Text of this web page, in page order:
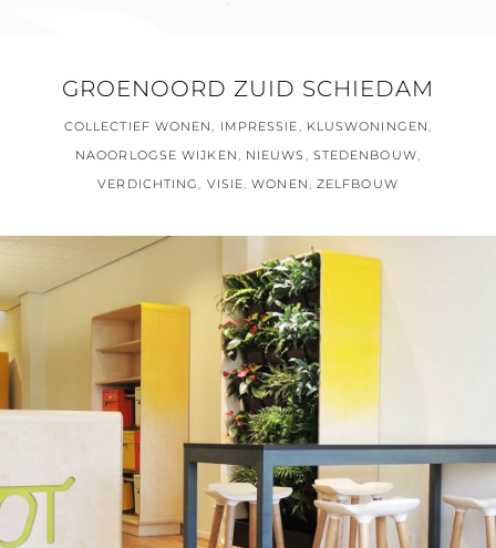
GROENOORD ZUID SCHIEDAM
COLLECTIEF WONEN, IMPRESSIE, KLUSWONINGEN,
NAOORLOGSE WIJKEN, NIEUWS , STEDENBOUW,
VERDICHTING, VISIE,WONEN, ZELFBOUW